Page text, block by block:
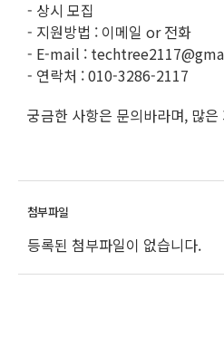
- 상시 모집
- 지원방법 : 이메일 or 전화
- E-mail :
- 연락처 : 010-3286-2117
궁금한 사항은 문의바라며, 많
등록된 첨부파일이 없습니다.